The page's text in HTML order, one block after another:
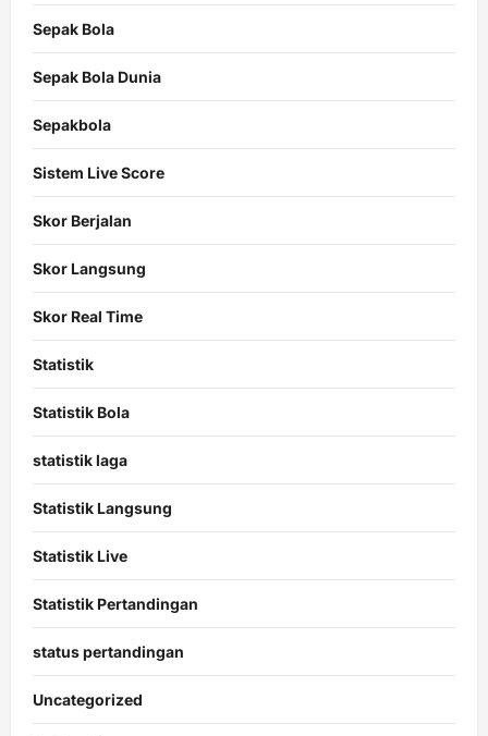
Sepak Bola
Sepak Bola Dunia
Sepakbola
Sistem Live Score
Skor Berjalan
Skor Langsung
Skor Real Time
Statistik
Statistik Bola
statistik laga
Statistik Langsung
Statistik Live
Statistik Pertandingan
status pertandingan
Uncategorized